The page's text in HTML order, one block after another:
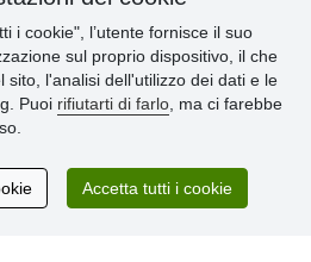
i cookie", l’utente fornisce il suo
sul proprio dispositivo, il che
sito, l'analisi dell'utilizzo dei dati e le
Puoi rifiutarti di farlo , ma ci farebbe
Accetta tutti i cookie